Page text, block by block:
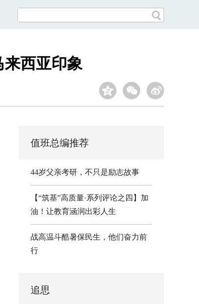
西亚印象
值班总编推荐
44岁父亲考研，不只是励志故事
【“筑基”高质量·系列评论之四】加
油！让教育涵润出彩人生
战高温斗酷暑保民生，他们奋力前
行
追思